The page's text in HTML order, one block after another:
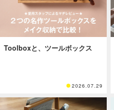
Toolboxと、ツールボックス
2026.07.29